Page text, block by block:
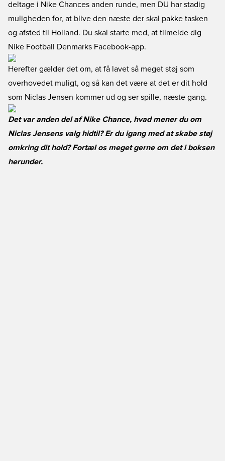
deltage i Nike Chances anden runde, men DU har stadig
muligheden for, at blive den næste der skal pakke tasken
og afsted til Holland. Du skal starte med, at tilmelde dig
Nike Football Denmarks Facebook-app.
Herefter gælder det om, at få lavet så meget støj som
overhovedet muligt, og så kan det være at det er dit hold
som Niclas Jensen kommer ud og ser spille, næste gang.
Det var anden del af Nike Chance, hvad mener du om
Niclas Jensens valg hidtil? Er du igang med at skabe støj
omkring dit hold? Fortæl os meget gerne om det i boksen
herunder.